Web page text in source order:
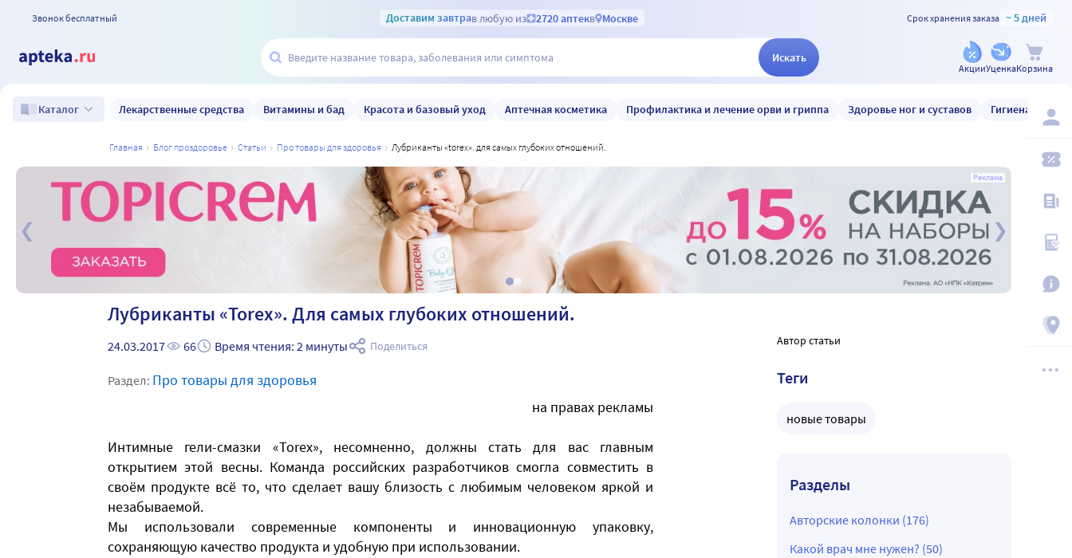
Звонок бесплатный Доставим завтрав любую из 2720 аптекв Москве Срок хранения заказа ~ 5 дней
Искать
АкцииУценкаКорзина
Каталог Лекарственные средства Витамины и бад Красота и базовый уход Аптечная косметика Профилактика и лечение орви и гриппа Здоровье ног и суставов Гигиена и уход
главная блог проздоровье статьи про товары для здоровья лубриканты «torex». для самых глубоких отношений.
Реклама
Лубриканты «Torex». Для самых глубоких отношений.
24.03.2017 66 Время чтения: 2 минуты Поделиться
Раздел: Про товары для здоровья
на правах рекламы
Интимные гели-смазки «Torex», несомненно, должны стать для вас главным
открытием этой весны. Команда российских разработчиков смогла совместить в
своём продукте всё то, что сделает вашу близость с любимым человеком яркой и
незабываемой.
Мы использовали современные компоненты и инновационную упаковку,
сохраняющую качество продукта и удобную при использовании.
Автор статьи
Теги
новые товары
Разделы
Авторские колонки (176)
Какой врач мне нужен? (50)